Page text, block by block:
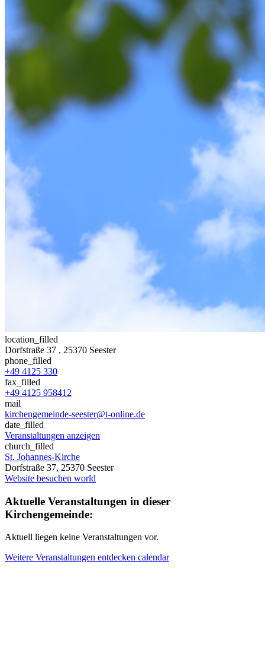
location_filled
Dorfstraße 37 , 25370 Seester
phone_filled
+49 4125 330
fax_filled
+49 4125 958412
mail
kirchengemeinde-seester@t-online.de
date_filled
Veranstaltungen anzeigen
church_filled
St. Johannes-Kirche
Dorfstraße 37, 25370 Seester
Website besuchen world
Aktuelle Veranstaltungen in dieser
Kirchengemeinde:
Aktuell liegen keine Veranstaltungen vor.
Weitere Veranstaltungen entdecken calendar